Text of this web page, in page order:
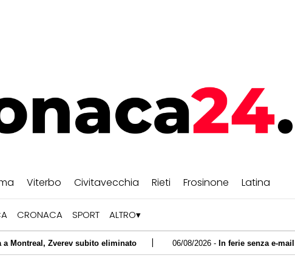
Viterbo Civitavecchia Rieti Frosinone Latina
CRONACA SPORT ALTRO
subito eliminato| 06/08/2026 - In ferie senza e-mail e chat? Ecco